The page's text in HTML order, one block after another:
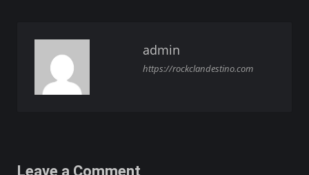
admin
https://rockclandestino.com
Leave a Comment